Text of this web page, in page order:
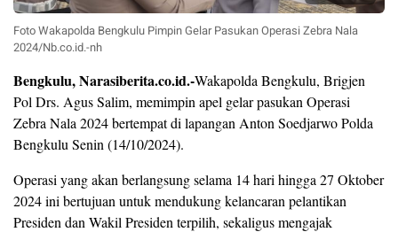
Foto Wakapolda Bengkulu Pimpin Gelar Pasukan Operasi Zebra Nala
2024/Nb.co.id.-nh
Bengkulu, Narasiberita.co.id.-Wakapolda Bengkulu, Brigjen
Pol Drs. Agus Salim, memimpin apel gelar pasukan Operasi
Zebra Nala 2024 bertempat di lapangan Anton Soedjarwo Polda
Bengkulu Senin (14/10/2024).
Operasi yang akan berlangsung selama 14 hari hingga 27 Oktober
2024 ini bertujuan untuk mendukung kelancaran pelantikan
Presiden dan Wakil Presiden terpilih, sekaligus mengajak